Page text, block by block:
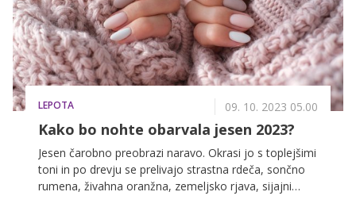
LEPOTA 09. 10. 2023 05.00
Kako bo nohte obarvala jesen 2023?
Jesen čarobno preobrazi naravo. Okrasi jo s toplejšimi
toni in po drevju se prelivajo strastna rdeča, sončno
rumena, živahna oranžna, zemeljsko rjava, sijajni